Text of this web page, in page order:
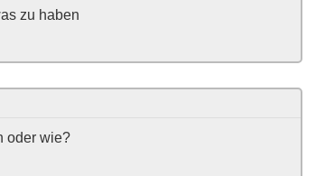
zu haben
oder wie?